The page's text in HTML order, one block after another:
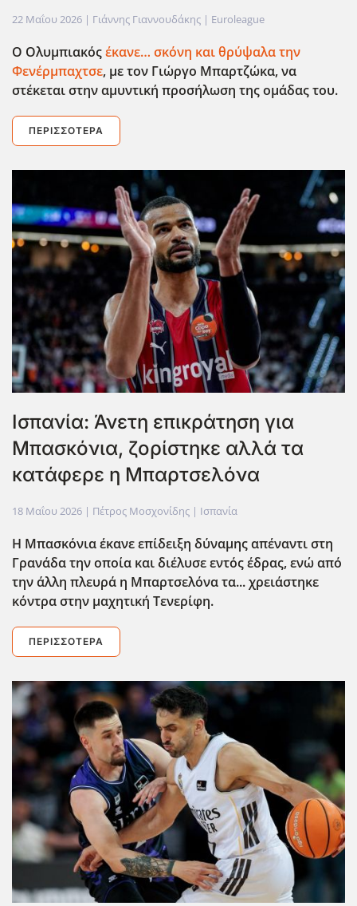
22 Μαΐου 2026 | Γιάννης Γιαννουδάκης | Euroleague
Ο Ολυμπιακόςέκανε… σκόνη και θρύψαλα την
Φενέρμπαχτσε, με τον Γιώργο Μπαρτζώκα, να
στέκεται στην αμυντική προσήλωση της ομάδας του.
ΠΕΡΙΣΣΌΤΕΡΑ
Ισπανία: Άνετη επικράτηση για
Μπασκόνια, ζορίστηκε αλλά τα
κατάφερε η Μπαρτσελόνα
18 Μαΐου 2026 | Πέτρος Μοσχονίδης | Ισπανία
Η Μπασκόνια έκανε επίδειξη δύναμης απέναντι στη
Γρανάδα την οποία και διέλυσε εντός έδρας, ενώ από
την άλλη πλευρά η Μπαρτσελόνα τα... χρειάστηκε
κόντρα στην μαχητική Τενερίφη.
ΠΕΡΙΣΣΌΤΕΡΑ